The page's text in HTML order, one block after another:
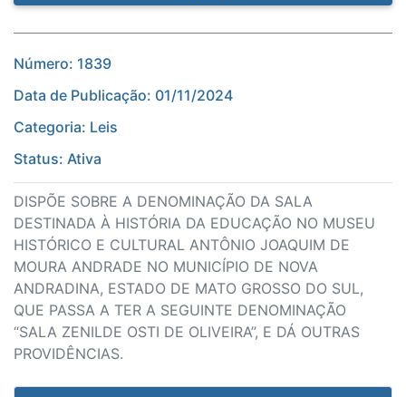
Número: 1839
Data de Publicação: 01/11/2024
Categoria: Leis
Status: Ativa
DISPÕE SOBRE A DENOMINAÇÃO DA SALA
DESTINADA À HISTÓRIA DA EDUCAÇÃO NO MUSEU
HISTÓRICO E CULTURAL ANTÔNIO JOAQUIM DE
MOURA ANDRADE NO MUNICÍPIO DE NOVA
ANDRADINA, ESTADO DE MATO GROSSO DO SUL,
QUE PASSA A TER A SEGUINTE DENOMINAÇÃO
“SALA ZENILDE OSTI DE OLIVEIRA”, E DÁ OUTRAS
PROVIDÊNCIAS.